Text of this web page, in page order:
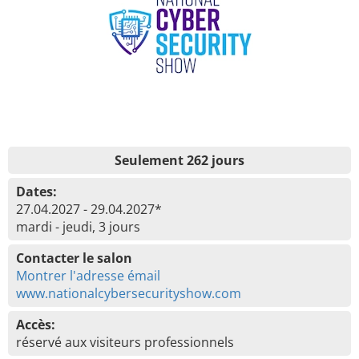
Seulement 262 jours
Dates:
27.04.2027 - 29.04.2027*
mardi - jeudi, 3 jours
Contacter le salon
Montrer l'adresse émail
www.nationalcybersecurityshow.com
Accès:
réservé aux visiteurs professionnels